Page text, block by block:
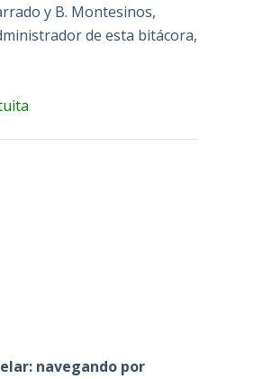
y B. Montesinos,
de esta bitácora,
navegando por